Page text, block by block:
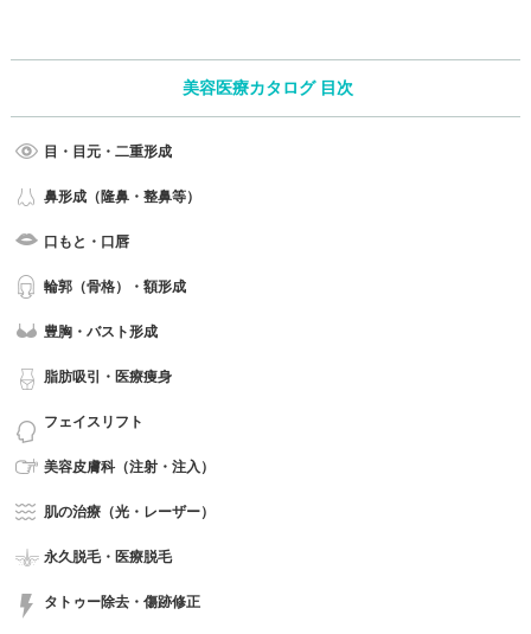
美容医療カタログ 目次
目・目元・二重形成
鼻形成（隆鼻・整鼻等）
口もと・口唇
輪郭（骨格）・額形成
豊胸・バスト形成
脂肪吸引・医療痩身
フェイスリフト
美容皮膚科（注射・注入）
肌の治療（光・レーザー）
永久脱毛・医療脱毛
タトゥー除去・傷跡修正